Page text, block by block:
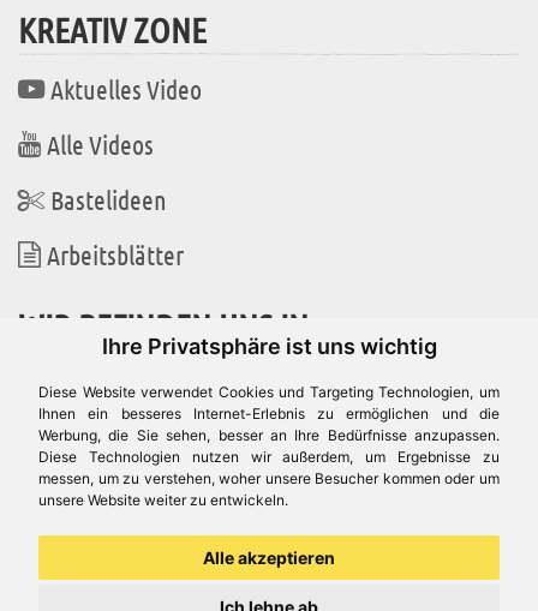
Ihre Privatsphäre ist uns wichtig
Diese Website verwendet Cookies und Targeting Technologien, um
Ihnen ein besseres Internet-Erlebnis zu ermöglichen und die
Werbung, die Sie sehen, besser an Ihre Bedürfnisse anzupassen.
Diese Technologien nutzen wir außerdem, um Ergebnisse zu
messen, um zu verstehen, woher unsere Besucher kommen oder um
unsere Website weiter zu entwickeln.
Alle akzeptieren
Ich lehne ab
KREATIV ZONE
Aktuelles Video
Alle Videos
Bastelideen
Arbeitsblätter
WIR BEFINDEN UNS IN
Es gibt uns auch in